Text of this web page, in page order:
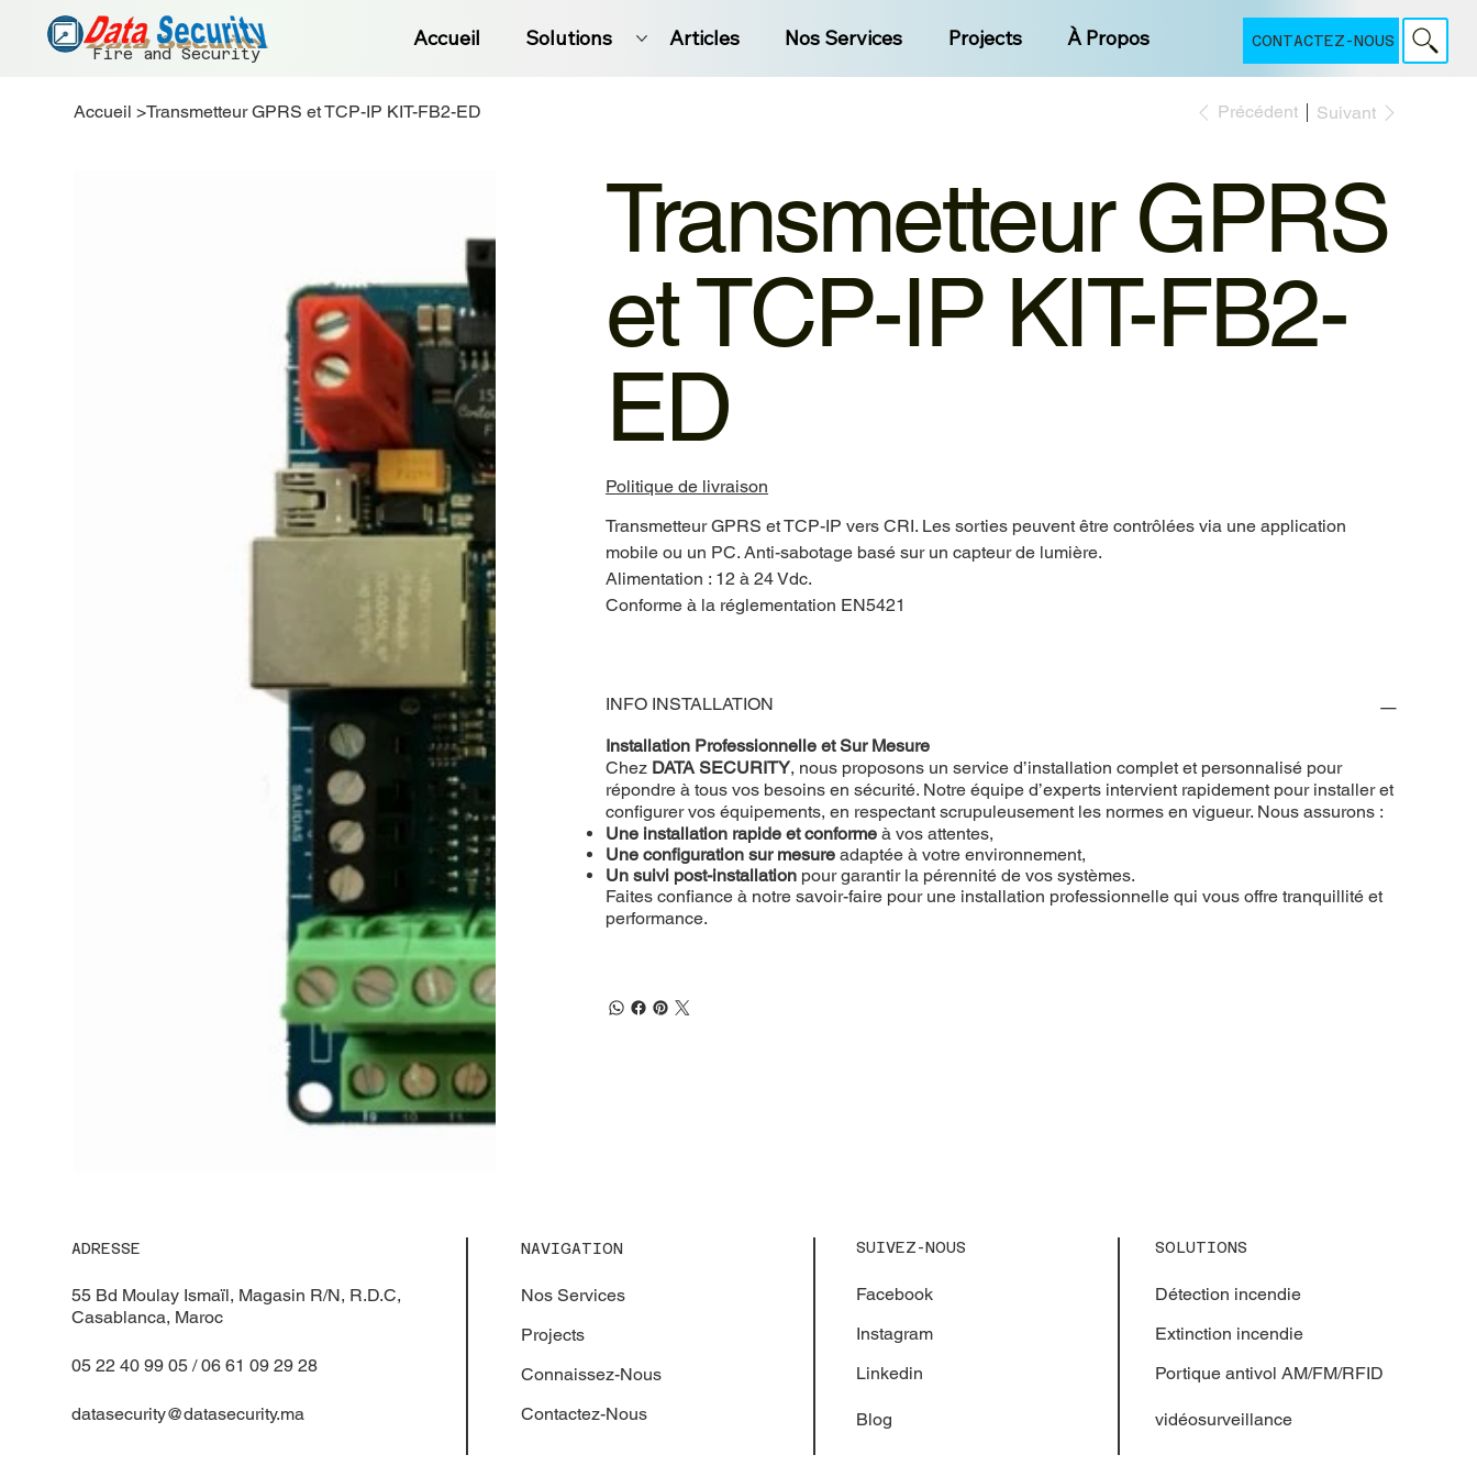
Fire and Security
Accueil Solutions Articles Nos Services Projects À Propos CONTACTEZ-NOUS
Accueil >Transmetteur GPRS et TCP-IP KIT-FB2-ED Précédent Suivant
Transmetteur GPRS
et TCP-IP KIT-FB2-
ED
Politique de livraison
Transmetteur GPRS et TCP-IP vers CRI. Les sorties peuvent être contrôlées via une application
mobile ou un PC. Anti-sabotage basé sur un capteur de lumière.
Alimentation : 12 à 24 Vdc.
Conforme à la réglementation EN5421
INFO INSTALLATION
Installation Professionnelle et Sur Mesure
Chez DATA SECURITY, nous proposons un service d’installation complet et personnalisé pour
répondre à tous vos besoins en sécurité. Notre équipe d’experts intervient rapidement pour installer et
configurer vos équipements, en respectant scrupuleusement les normes en vigueur. Nous assurons :
Une installation rapide et conforme à vos attentes,
Une configuration sur mesure adaptée à votre environnement,
Un suivi post-installation pour garantir la pérennité de vos systèmes.
Faites confiance à notre savoir-faire pour une installation professionnelle qui vous offre tranquillité et
performance.
ADRESSE
55 Bd Moulay Ismaïl, Magasin R/N, R.D.C,
Casablanca, Maroc
05 22 40 99 05 / 06 61 09 29 28
datasecurity@datasecurity.ma
NAVIGATION
Nos Services
Projects
Connaissez-Nous
Contactez-Nous
SUIVEZ-NOUS
Facebook
Instagram
Linkedin
Blog
SOLUTIONS
Détection incendie
Extinction incendie
Portique antivol AM/FM/RFID
vidéosurveillance